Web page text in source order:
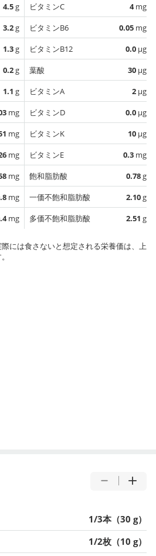
4.5g
3.2g
1.3g
0.2g
1.1 g
mg
mg
mg
mg
mg
mg
ビタミンC
4mg
ビタミンB6
0.05 mg
ビタミンB12
0.0 µg
葉酸
30 µg
ビタミンA
2 µg
ビタミンD
0.0 µg
ビタミンK
10 µg
ビタミンE
0.3 mg
飽和脂肪酸
0.78g
一価不飽和脂肪酸
2.10g
多価不飽和脂肪酸
2.51 g
には食さないと想定される栄養価は、上
1/3本（30 g）
1/2枚（10 g）